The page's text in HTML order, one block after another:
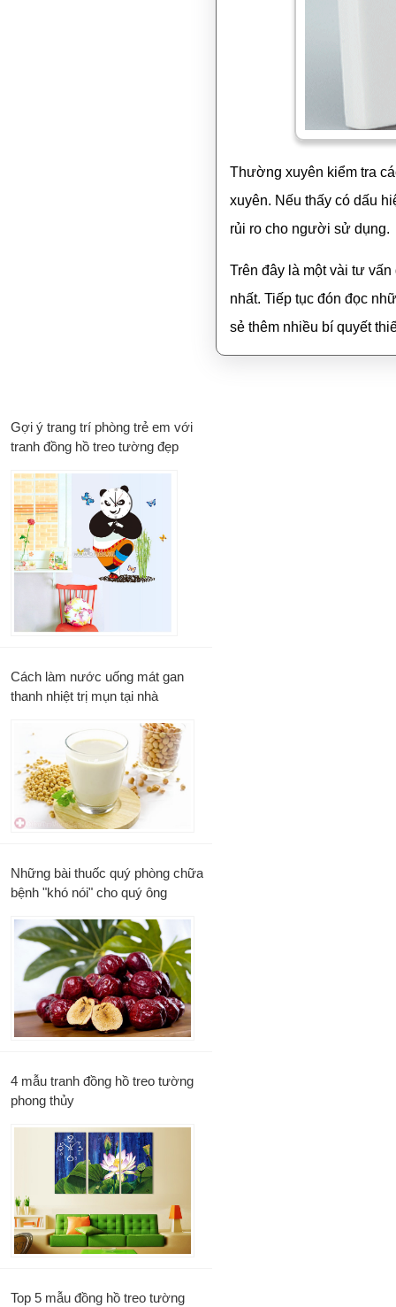
Thường xuyên kiểm tra
xuyên. Nếu thấy có dấu
rủi ro cho người sử dụng.
Trên đây là một vài tư
nhất. Tiếp tục đón đọc
sẻ thêm nhiều bí quyết
Gợi ý trang trí phòng trẻ em với
tranh đồng hồ treo tường đẹp
Cách làm nước uống mát gan
thanh nhiệt trị mụn tại nhà
Những bài thuốc quý phòng chữa
bệnh "khó nói" cho quý ông
4 mẫu tranh đồng hồ treo tường
phong thủy
Top 5 mẫu đồng hồ treo tường